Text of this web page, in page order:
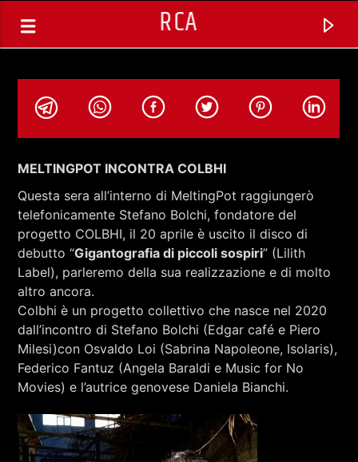
RCA
TRACCIA CORRENTE
MELTINGPOT (REPLICA) CON
RICCARDO PURE RANKING
RCA - Radio città aperta
MELTINGPOT INCONTRA COLBHI
Questa sera all’interno di MeltingPot raggiungerò
telefonicamente Stefano Bolchi, fondatore del
progetto COLBHI, il 20 aprile è uscito il disco di
debutto “Gigantografia di piccoli sospiri” (Lilith
Label), parleremo della sua realizzazione e di molto
altro ancora.
Colbhi è un progetto collettivo che nasce nel 2020
dall’incontro di Stefano Bolchi (Edgar café e Piero
Milesi)con Osvaldo Loi (Sabrina Napoleone, Isolaris),
Federico Fantuz (Angela Baraldi e Music for No
Movies) e l’autrice genovese Daniela Bianchi.